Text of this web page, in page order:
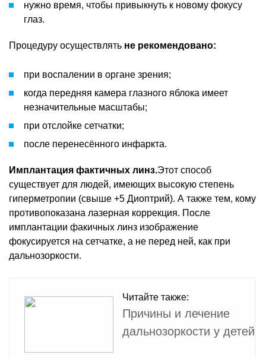
нужно время, чтобы привыкнуть к новому фокусу
глаз.
Процедуру осуществлять не рекомендовано:
при воспалении в органе зрения;
когда передняя камера глазного яблока имеет
незначительные масштабы;
при отслойке сетчатки;
после перенесённого инфаркта.
Имплантация фактичных линз.Этот способ
существует для людей, имеющих высокую степень
гиперметропии (свыше +5 Диоптрий). А также тем, кому
противопоказана лазерная коррекция. После
имплантации факичных линз изображение
фокусируется на сетчатке, а не перед ней, как при
дальнозоркости.
Читайте также:
Причины и лечение
дальнозоркости у детей